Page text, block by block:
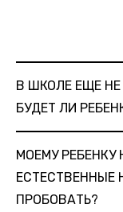
В ШКОЛЕ ЕЩЕ
БУДЕТ ЛИ
МОЕМУ РЕБЕНКУ
ЕСТЕСТВЕННЫЕ
ПРОБОВАТЬ?